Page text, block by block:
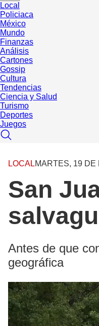
Local
Policiaca
México
Mundo
Finanzas
Análisis
Cartones
Gossip
Cultura
Tendencias
Ciencia y Salud
Turismo
Deportes
Juegos
LOCALMARTES, 19 DE
San
Antes de que
geográfica